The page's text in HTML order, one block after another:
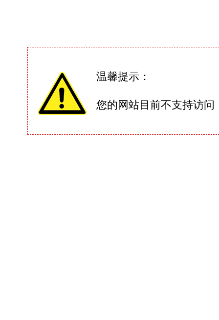
温馨提示：
您的网站目前不支持访